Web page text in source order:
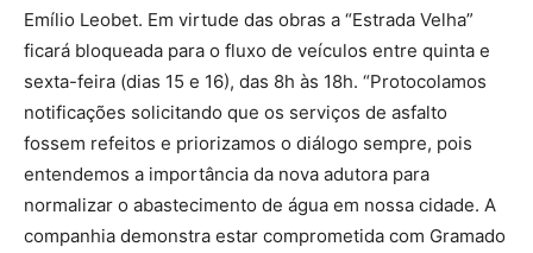
Emílio Leobet. Em virtude das obras a “Estrada Velha”
ficará bloqueada para o fluxo de veículos entre quinta e
sexta-feira (dias 15 e 16), das 8h às 18h. “Protocolamos
notificações solicitando que os serviços de asfalto
fossem refeitos e priorizamos o diálogo sempre, pois
entendemos a importância da nova adutora para
normalizar o abastecimento de água em nossa cidade. A
companhia demonstra estar comprometida com Gramado